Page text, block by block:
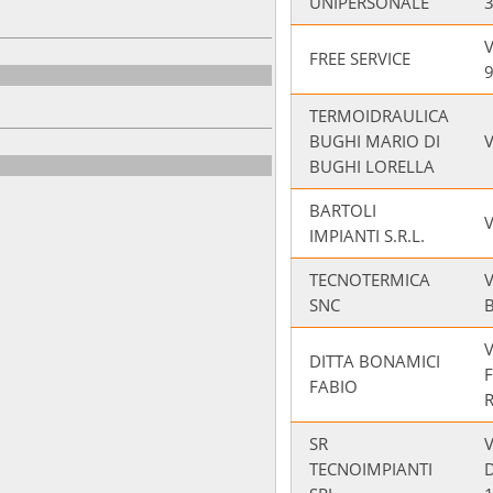
FREE SERVICE
9
TERMOIDRAULICA
BUGHI MARIO DI
BUGHI LORELLA
BARTOLI
IMPIANTI S.R.L.
TECNOTERMICA
SNC
DITTA BONAMICI
FABIO
SR
TECNOIMPIANTI